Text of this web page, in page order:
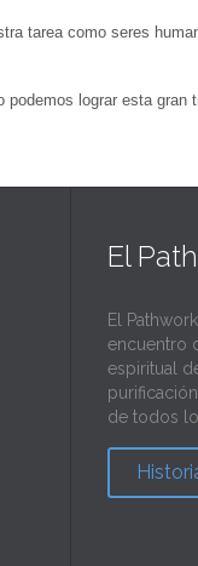
tarea como seres
podemos lograr esta
El
El
encuentro
espiritual
de todos